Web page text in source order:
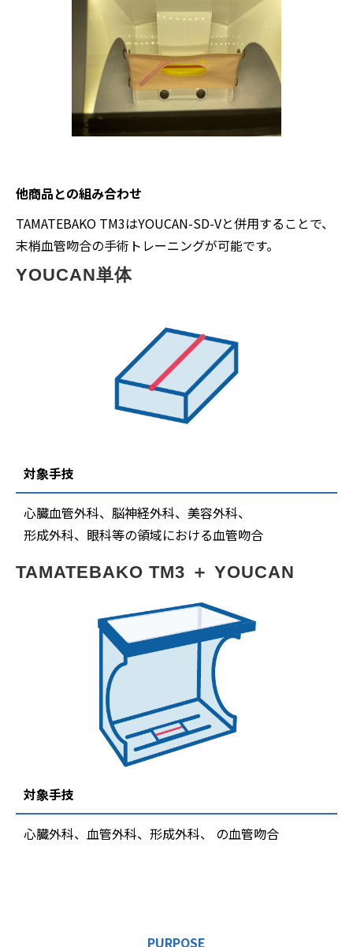
他商品との組み合わせ
TAMATEBAKO TM3はYOUCAN-SD-Vと併用することで、
末梢血管吻合の手術トレーニングが可能です。
YOUCAN単体
対象手技
心臓血管外科、脳神経外科、美容外科、
形成外科、眼科等の領域における血管吻合
TAMATEBAKO TM3 ＋ YOUCAN
対象手技
心臓外科、血管外科、形成外科、 の血管吻合
PURPOSE